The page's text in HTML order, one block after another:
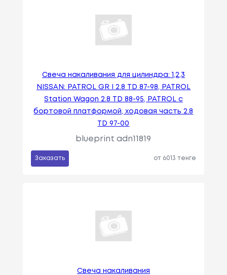
Свеча накаливания для цилиндра: 1,2,3
NISSAN: PATROL GR I 2.8 TD 87-98, PATROL
Station Wagon 2.8 TD 88-95, PATROL c
бортовой платформой, ходовая часть 2.8
TD 97-00
blueprint adn11819
Заказать от 6013 тенге
Свеча накаливания